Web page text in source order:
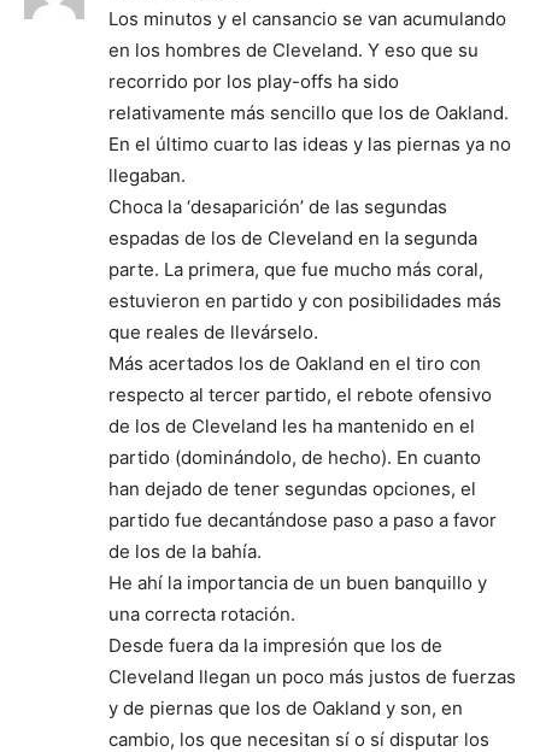
Los minutos y el cansancio se van acumulando
en los hombres de Cleveland. Y eso que su
recorrido por los play-offs ha sido
relativamente más sencillo que los de Oakland.
En el último cuarto las ideas y las piernas ya no
llegaban.
Choca la ‘desaparición’ de las segundas
espadas de los de Cleveland en la segunda
parte. La primera, que fue mucho más coral,
estuvieron en partido y con posibilidades más
que reales de llevárselo.
Más acertados los de Oakland en el tiro con
respecto al tercer partido, el rebote ofensivo
de los de Cleveland les ha mantenido en el
partido (dominándolo, de hecho). En cuanto
han dejado de tener segundas opciones, el
partido fue decantándose paso a paso a favor
de los de la bahía.
He ahí la importancia de un buen banquillo y
una correcta rotación.
Desde fuera da la impresión que los de
Cleveland llegan un poco más justos de fuerzas
y de piernas que los de Oakland y son, en
cambio, los que necesitan sí o sí disputar los